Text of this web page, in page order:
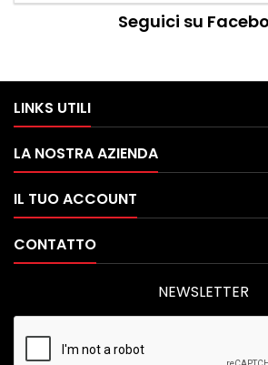
Seguici su
LINKS UTILI
LA NOSTRA AZIENDA
IL TUO ACCOUNT
CONTATTO
NEWSLETTER